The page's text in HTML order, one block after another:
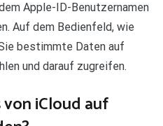
Apple-ID-Benutzernamen
Auf dem Bedienfeld, wie
bestimmte Daten auf
und darauf zugreifen.
iCloud auf